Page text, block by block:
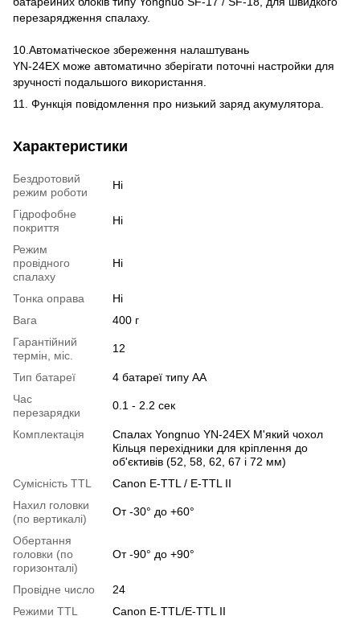
перезарядження спалаху.
10.Автоматіческое збереження налаштувань
YN-24EX може автоматично зберігати поточні настройки для
зручності подальшого використання.
11. Функція повідомлення про низький заряд акумулятора.
Характеристики
Бездротовий
режим роботи
Ні
Гідрофобне
покриття
Ні
Режим
провідного
спалаху
Ні
Тонка оправа
Ні
Вага
400 г
Гарантійний
термін, міс.
12
Тип батареї
4 батареї типу АА
Час
перезарядки
0.1 - 2.2 сек
Комплектація
Спалах Yongnuo YN-24EX М'який чохол
Кільця перехідники для кріплення до
об'єктивів (52, 58, 62, 67 і 72 мм)
Сумісність TTL
Canon E-TTL / E-TTL II
Нахил головки
(по вертикалі)
От -30° до +60°
Обертання
головки (по
горизонталі)
От -90° до +90°
Провідне число
24
Режими TTL
Canon E-TTL/E-TTL II